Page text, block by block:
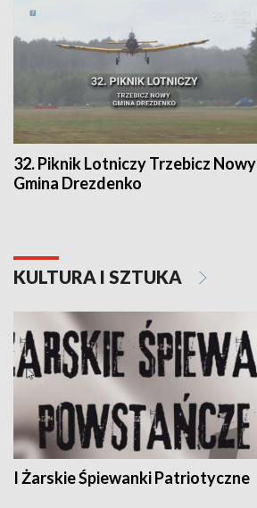
32. Piknik Lotniczy Trzebicz Nowy
Gmina Drezdenko
KULTURA I SZTUKA
I Żarskie Śpiewanki Patriotyczne